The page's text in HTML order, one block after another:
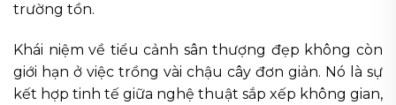
trường tồn.
Khái niệm về tiểu cảnh sân thượng đẹp không còn
giới hạn ở việc trồng vài chậu cây đơn giản. Nó là sự
kết hợp tinh tế giữa nghệ thuật sắp xếp không gian,